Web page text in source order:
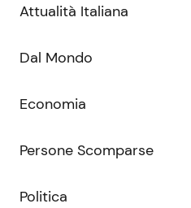
Attualità Italiana
Dal Mondo
Economia
Persone Scomparse
Politica